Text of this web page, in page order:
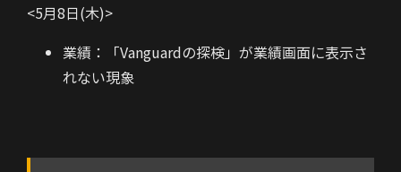
<5月8日(木)>
業績：「Vanguardの探検」が業績画面に表示さ
れない現象